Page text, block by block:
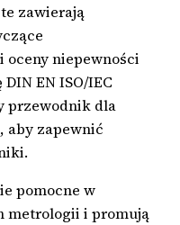
zawierają
niepewności
EN ISO/IEC
przewodnik dla
aby zapewnić
pomocne w
metrologii i promują